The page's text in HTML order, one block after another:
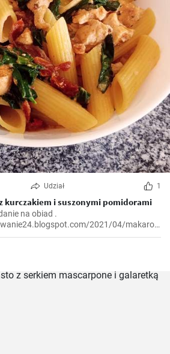
Udział 1
kurczakiem i suszonymi pomidorami
na obiad .
2021/04/makaron-
i.html